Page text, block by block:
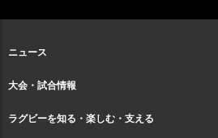
ニュース
大会・試合情報
ラグビーを知る・楽しむ・支える